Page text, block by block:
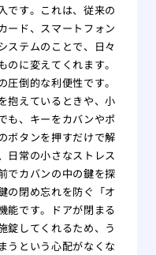
です。これは、従来の
ード、スマートフォン
ステムのことで、日々
に変えてくれます。
倒的な利便性です。
抱えているときや、小
も、キーをカバンやポ
ボタンを押すだけで解
日常の小さなストレス
でカバンの中の鍵を探
の閉め忘れを防ぐ「オ
能です。ドアが閉まる
錠してくれるため、う
うという心配がなくな